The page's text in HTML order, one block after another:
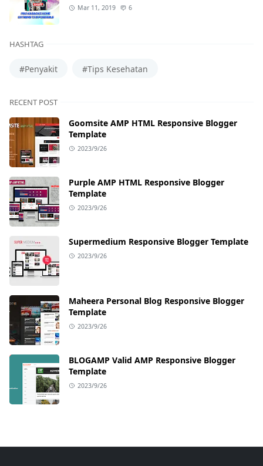
Mar 11, 2019 6
HASHTAG
#Penyakit #Tips Kesehatan
RECENT POST
Goomsite AMP HTML Responsive Blogger
Template
2023/9/26
Purple AMP HTML Responsive Blogger
Template
2023/9/26
Supermedium Responsive Blogger Template
2023/9/26
Maheera Personal Blog Responsive Blogger
Template
2023/9/26
BLOGAMP Valid AMP Responsive Blogger
Template
2023/9/26